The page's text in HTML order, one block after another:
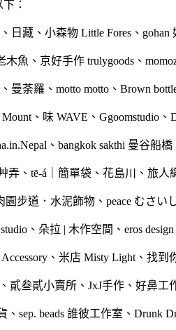
下：
、 日藏 、 小森物 Little Fores 、 gohan
木魚、 京好手作 trulygoods、
、 曼荼羅 、 motto motto、 Brown
Mount 、 味 WAVE 、 Ggoomstudio 、
、 bangkok sakthi 曼谷船橋
弄、 tē-á｜簡單袋、 花島川 、 旅人
園步道．水泥飾物、 peace むさい
、 朵拉 | 木作空間 、 eros
、 米店 Misty Light、 找到
、 貳叁貳小賣所 、 JxJ手作 、 好鼻工
、 sep. beads 誰彼工作室 、 Drunk